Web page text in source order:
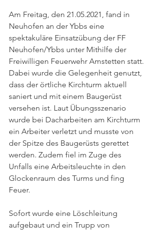
Am Freitag, den 21.05.2021, fand in
Neuhofen an der Ybbs eine
spektakuläre Einsatzübung der FF
Neuhofen/Ybbs unter Mithilfe der
Freiwilligen Feuerwehr Amstetten statt.
Dabei wurde die Gelegenheit genutzt,
dass der örtliche Kirchturm aktuell
saniert und mit einem Baugerüst
versehen ist. Laut Übungsszenario
wurde bei Dacharbeiten am Kirchturm
ein Arbeiter verletzt und musste von
der Spitze des Baugerüsts gerettet
werden. Zudem fiel im Zuge des
Unfalls eine Arbeitsleuchte in den
Glockenraum des Turms und fing
Feuer.
Sofort wurde eine Löschleitung
aufgebaut und ein Trupp von